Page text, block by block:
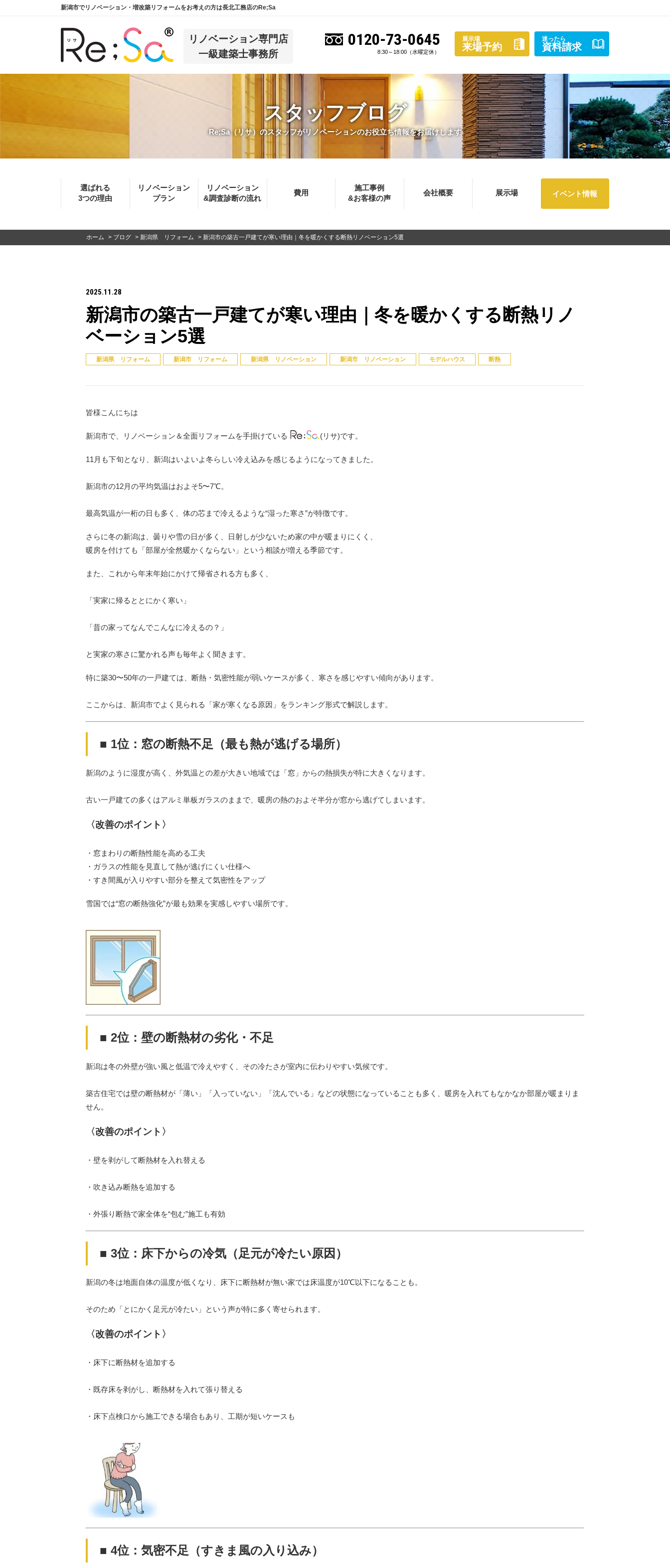
新潟市でリノベーション・増改築リフォームをお考えの方は長北工務店のRe;Sa
リノベーション専門店
一級建築士事務所
0120-73-0645
8:30～18:00（水曜定休）
展示場
来場予約
迷ったら
資料請求
スタッフブログ
Re;Sa（リサ）のスタッフがリノベーションのお役立ち情報をお届けします
選ばれる
3つの理由
リノベーション
プラン
リノベーション
&調査診断の流れ
費用
施工事例
&お客様の声
会社概要 展示場 イベント情報
ホーム > ブログ > 新潟県 リフォーム > 新潟市の築古一戸建てが寒い理由｜冬を暖かくする断熱リノベーション5選
2025.11.28
新潟市の築古一戸建てが寒い理由｜冬を暖かくする断熱リノ
ベーション5選
新潟県 リフォーム 新潟市 リフォーム 新潟県 リノベーション 新潟市 リノベーション モデルハウス 断熱
皆様こんにちは
新潟市で、リノベーション＆全面リフォームを手掛けている (リサ)です。
11月も下旬となり、新潟はいよいよ冬らしい冷え込みを感じるようになってきました。
新潟市の12月の平均気温はおよそ5〜7℃。
最高気温が一桁の日も多く、体の芯まで冷えるような“湿った寒さ”が特徴です。
さらに冬の新潟は、曇りや雪の日が多く、日射しが少ないため家の中が暖まりにくく、
暖房を付けても「部屋が全然暖かくならない」という相談が増える季節です。
また、これから年末年始にかけて帰省される方も多く、
「実家に帰るととにかく寒い」
「昔の家ってなんでこんなに冷えるの？」
と実家の寒さに驚かれる声も毎年よく聞きます。
特に築30〜50年の一戸建ては、断熱・気密性能が弱いケースが多く、寒さを感じやすい傾向があります。
ここからは、新潟市でよく見られる「家が寒くなる原因」をランキング形式で解説します。
■ 1位：窓の断熱不足（最も熱が逃げる場所）
新潟のように湿度が高く、外気温との差が大きい地域では「窓」からの熱損失が特に大きくなります。
古い一戸建ての多くはアルミ単板ガラスのままで、暖房の熱のおよそ半分が窓から逃げてしまいます。
〈改善のポイント〉
・窓まわりの断熱性能を高める工夫
・ガラスの性能を見直して熱が逃げにくい仕様へ
・すき間風が入りやすい部分を整えて気密性をアップ
雪国では“窓の断熱強化”が最も効果を実感しやすい場所です。
■ 2位：壁の断熱材の劣化・不足
新潟は冬の外壁が強い風と低温で冷えやすく、その冷たさが室内に伝わりやすい気候です。
築古住宅では壁の断熱材が「薄い」「入っていない」「沈んでいる」などの状態になっていることも多く、暖房を入れてもなかなか部屋が暖まりま
せん。
〈改善のポイント〉
・壁を剥がして断熱材を入れ替える
・吹き込み断熱を追加する
・外張り断熱で家全体を“包む”施工も有効
■ 3位：床下からの冷気（足元が冷たい原因）
新潟の冬は地面自体の温度が低くなり、床下に断熱材が無い家では床温度が10℃以下になることも。
そのため「とにかく足元が冷たい」という声が特に多く寄せられます。
〈改善のポイント〉
・床下に断熱材を追加する
・既存床を剥がし、断熱材を入れて張り替える
・床下点検口から施工できる場合もあり、工期が短いケースも
■ 4位：気密不足（すきま風の入り込み）